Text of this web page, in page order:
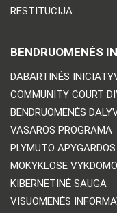
RESTITUCIJA
BENDRUOMENĖS
DABARTINĖS
COMMUNITY COURT
BENDRUOMENĖS
VASAROS PROGRAMA
PLYMUTO
MOKYKLOSE
KIBERNETINĖ SAUGA
VISUOMENĖS